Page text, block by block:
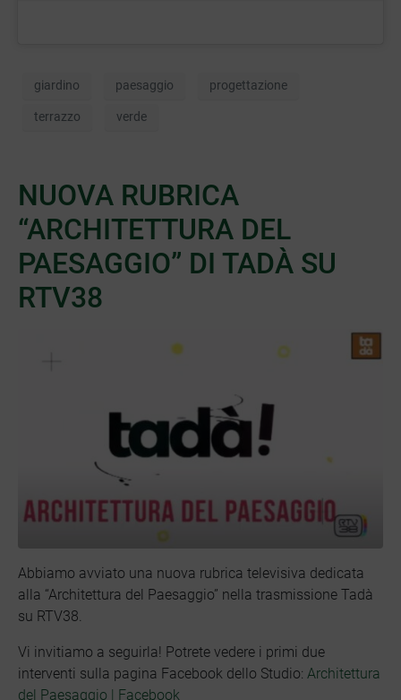
giardino paesaggio progettazione
terrazzo verde
NUOVA RUBRICA
“ARCHITETTURA DEL
PAESAGGIO” DI TADÀ SU
RTV38
Abbiamo avviato una nuova rubrica televisiva dedicata
alla “Architettura del Paesaggio” nella trasmissione Tadà
su RTV38.
Vi invitiamo a seguirla! Potrete vedere i primi due
interventi sulla pagina Facebook dello Studio: Architettura
del Paesaggio | Facebook